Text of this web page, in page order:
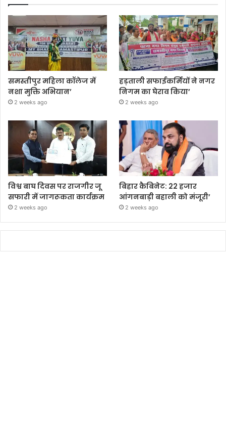
समस्तीपुर महिला कॉलेज में
नशा मुक्ति अभियान’
2 weeks ago
हड़ताली सफाईकर्मियों ने नगर
निगम का घेराव किया’
2 weeks ago
विश्व बाघ दिवस पर राजगीर जू
सफारी में जागरूकता कार्यक्रम
2 weeks ago
बिहार कैबिनेट: 22 हजार
आंगनबाड़ी बहाली को मंजूरी’
2 weeks ago